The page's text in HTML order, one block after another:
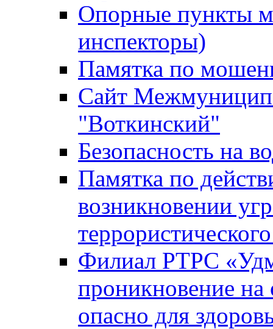
Опорные пункты
инспекторы)
Памятка по
Сайт
"Воткинский"
Безопасность на
Памятка по
возникновении
Филиал РТРС
проникновение на
опасно для